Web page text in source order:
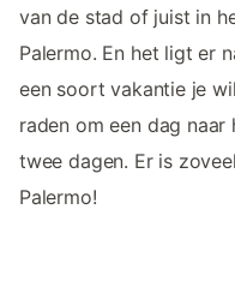
van de stad of juist in
Palermo. En het ligt er
een soort vakantie je
raden om een dag
twee dagen. Er is
Palermo!